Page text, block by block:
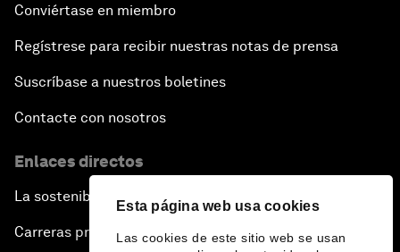
Esta página web usa cookies
Las cookies de este sitio web se usan
Conviértase en miembro
Regístrese para recibir nuestras notas de prensa
Suscríbase a nuestros boletines
Contacte con nosotros
Enlaces directos
La sostenibilidad en el Foro
Carreras profesionales